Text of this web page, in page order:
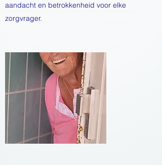
aandacht en betrokkenheid voor elke
zorgvrager.